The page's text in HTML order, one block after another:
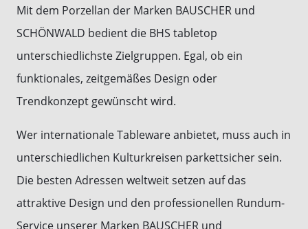
Mit dem Porzellan der Marken BAUSCHER und
SCHÖNWALD bedient die BHS tabletop
unterschiedlichste Zielgruppen. Egal, ob ein
funktionales, zeitgemäßes Design oder
Trendkonzept gewünscht wird.
Wer internationale Tableware anbietet, muss auch in
unterschiedlichen Kulturkreisen parkettsicher sein.
Die besten Adressen weltweit setzen auf das
attraktive Design und den professionellen Rundum-
Service unserer Marken BAUSCHER und